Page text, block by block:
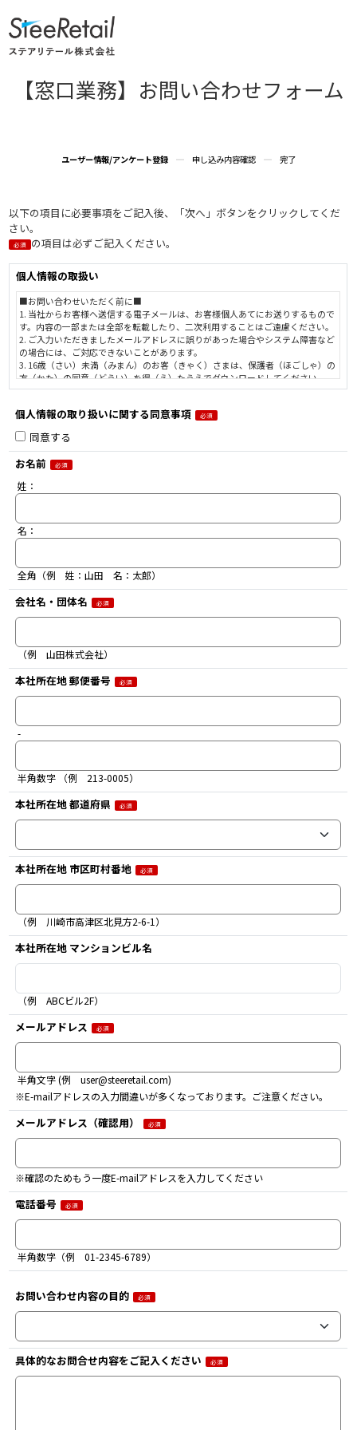
【窓口業務】お問い合わせフォーム
ユーザー情報/アンケート登録 申し込み内容確認 完了
以下の項目に必要事項をご記入後、「次へ」ボタンをクリックしてくだ
さい。
必須 の項目は必ずご記入ください。
個人情報の取扱い
■お問い合わせいただく前に■
1. 当社からお客様へ送信する電子メールは、お客様個人あてにお送りするもので
す。内容の一部または全部を転載したり、二次利用することはご遠慮ください。
2. ご入力いただきましたメールアドレスに誤りがあった場合やシステム障害など
の場合には、ご対応できないことがあります。
3. 16歳（さい）未満（みまん）のお客（きゃく）さまは、保護者（ほごしゃ）の
方（かた）の同意（どうい）を得（え）たうえでダウンロードしてください。
4. 土曜日、日曜日・祝日など当社休業日および営業時間外にお問い合わせをいた
（営業時間：平日 午前8:30～午後5:15）
【個人情報の取り扱いについて】
1. 個人情報を取得する事業者および個人情報保護管理者
事業者：ステアリテール株式会社
個人情報保護管理者： ステアリテール株式会社 経営管理本部（連絡先は第9項
の問い合わせ先と同じ）
2. 個人情報の利用目的
開発・評価のための情報収集、提案活動）
d) メールマガジンの送付
e) 本ウェブサイトのお客さまのアクセス傾向やお問い合わせ内容から、本ウェブ
サイトのレイアウトやコンテンツの改善に活用
3. 取得する個人情報の項目
会社情報（会社名、所属部門名、業種）、氏名、メールアドレス、電話番号、住
4. 個人情報の第三者提供
ステアリテールは、下記のとおり第三者提供することがあります。法令等に特段
の定めがある場合を除き、下記以外の第三者には個人情報の提供を行いません。
a) 第三者に提供する目的：第2項に記載する目的
b) 提供する個人情報の項目：会社情報（会社名、所属部門名、業種）、氏名、メ
c) 提供方法：データを暗号化する等の安全対策を実施した方法で提供
協力会社に個人情報の取り扱いをともなう業務の委託を行う場合があります。
6. 個人情報の提供の任意性
お客さまから個人情報を提供いただくことにより、お問い合わせへの対応、お客
さまへのサービスの提供等をいたします。本「お問い合わせいただく前に」にご
同意いただけない場合は、お問い合わせ等に対応することができません。
ご記入いただきましたお客さまの個人情報は、漏えい、滅失、毀損を防止するた
めの安全管理措置を施し、当社および委託先企業が運営するサーバで適切に管理
させていただきます。
8. 容易に認識できない方法による個人情報の取得
イトにアクセスされた時に一層便利に利用していただけるよう、「クッキー(Coo
kie)」「Webビーコン」と呼ばれる技術を使用しています。
クッキーやWebビーコンの使用について
今後、お問い合わせに関連する商品・サービスなどの各種情報をご案内するステ
アリテールのWeb サイトにアクセスいただいた際、 ステアリテールが個別に設定
Web サイト上におけるお客さまの行動履歴から、お客さまのニーズや興味のある
内容を把握し、Web情報の出しわけやポップアップ表示などレコメンドサービス
を提供することがあります。
また、お客さまにお届けするご案内メール、またはメールマガジンには、個人を
識別する暗号化された個別URLをご案内するものがあります。本個別URLとクッ
統計ツールの活用について
お客さまが本ウェブサイトにアクセスいただいた傾向を統計ツールで把握するこ
とで、本ウェブサイトのレイアウトやコンテンツの改善に活用します。
なお、お使いのブラウザによっては、その設定を変更してクッキーの機能を無効
9. 個人情報の取扱いに関する問い合わせ
お客さまご自身の個人情報に関する照会、訂正、利用停止等については、お客さ
まご本人から下記問い合わせ先に別途ご連絡いただくことにより、対応いたしま
す。
問い合わせ先
〒213-8511 神奈川県川崎市高津区北見方2-6-1
個人情報の取り扱いに関する同意事項 必須
同意する
お名前
必須
姓：
名：
全角（例 姓：山田 名：太郎）
会社名・団体名 必須
（例 山田株式会社）
本社所在地 郵便番号 必須
-
半角数字 （例 213-0005）
本社所在地 都道府県 必須
本社所在地 市区町村番地 必須
（例 川崎市高津区北見方2-6-1）
本社所在地 マンションビル名
（例 ABCビル2F）
メールアドレス 必須
半角文字 (例 user@steeretail.com)
※E-mailアドレスの入力間違いが多くなっております。ご注意ください。
メールアドレス（確認用） 必須
※確認のためもう一度E-mailアドレスを入力してください
電話番号 必須
半角数字（例 01-2345-6789）
お問い合わせ内容の目的 必須
具体的なお問合せ内容をご記入ください 必須